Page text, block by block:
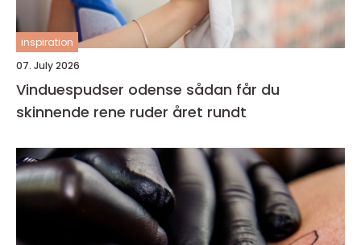
inspiration
07. July 2026
Vinduespudser odense sådan får du
skinnende rene ruder året rundt